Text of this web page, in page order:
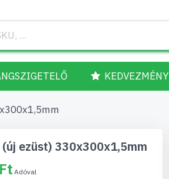
KEDVEZMÉNY
ezüst) 330x300x1,5mm